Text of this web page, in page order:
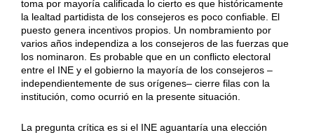
toma por mayoría calificada lo cierto es que históricamente
la lealtad partidista de los consejeros es poco confiable. El
puesto genera incentivos propios. Un nombramiento por
varios años independiza a los consejeros de las fuerzas que
los nominaron. Es probable que en un conflicto electoral
entre el INE y el gobierno la mayoría de los consejeros –
independientemente de sus orígenes– cierre filas con la
institución, como ocurrió en la presente situación.
La pregunta crítica es si el INE aguantaría una elección